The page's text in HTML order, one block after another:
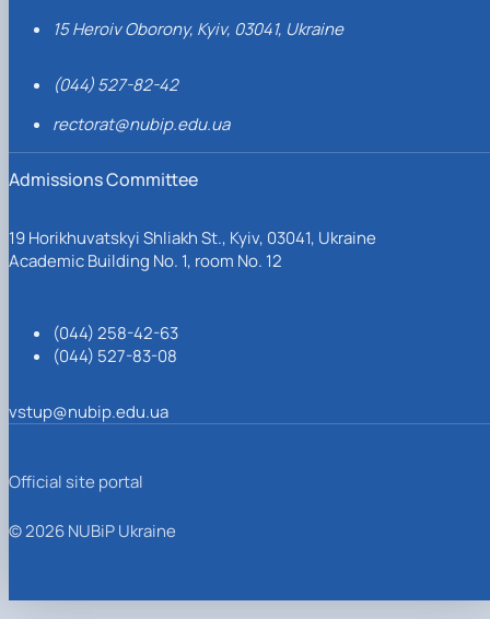
15 Heroiv Oborony, Kyiv, 03041, Ukraine
(044) 527-82-42
rectorat@nubip.edu.ua
Admissions Committee
19 Horikhuvatskyi Shliakh St., Kyiv, 03041, Ukraine
Academic Building No. 1, room No. 12
(044) 258-42-63
(044) 527-83-08
vstup@nubip.edu.ua
Official site portal
© 2026 NUBiP Ukraine